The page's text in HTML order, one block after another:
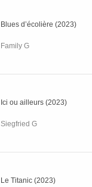
Blues d’écolière (2023)
Family G
Ici ou ailleurs (2023)
Siegfried G
Le Titanic (2023)